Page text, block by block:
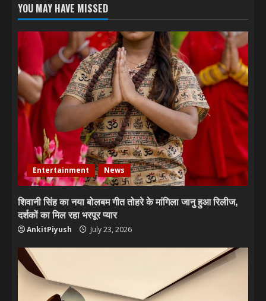
YOU MAY HAVE MISSED
Entertainment News
शिवानी सिंह का नया बोलबम गीत तोहरे के मांगिला जानु हुआ रिलीज,
दर्शकों का मिल रहा भरपूर प्यार
AnkitPiyush July 23, 2026